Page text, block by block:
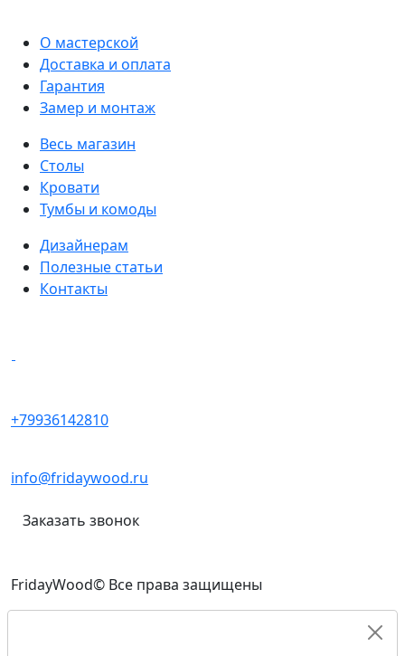
О мастерской
Доставка и оплата
Гарантия
Замер и монтаж
Весь магазин
Столы
Кровати
Тумбы и комоды
Дизайнерам
Полезные статьи
Контакты
+79936142810
info@fridaywood.ru
Заказать звонок
FridayWood© Все права защищены